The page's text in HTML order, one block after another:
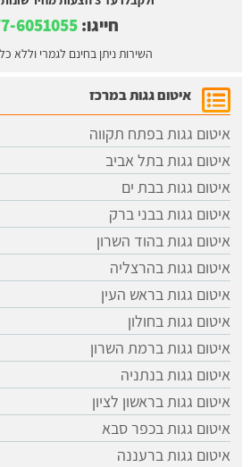
חייגו:
השירות ניתן בחינם לגמרי וללא
איטום גגות במרכז
איטום גגות בפתח תקווה
איטום גגות בתל אביב
איטום גגות בבת ים
איטום גגות בבני ברק
איטום גגות בהוד השרון
איטום גגות בהרצליה
איטום גגות בראש העין
איטום גגות בחולון
איטום גגות ברמת השרון
איטום גגות בנתניה
איטום גגות בראשון לציון
איטום גגות בכפר סבא
איטום גגות ברעננה